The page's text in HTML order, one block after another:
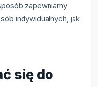
zapewniamy
indywidualnych, jak
się do